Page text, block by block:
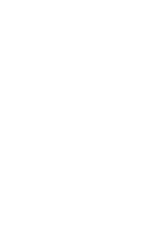
สังหา กับทีมงาน
ได้จริงๆ ช่วยสร้